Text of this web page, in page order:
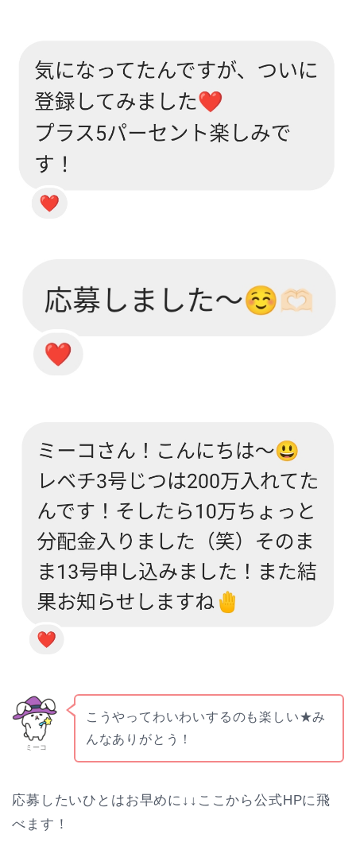
ミーコ
こうやってわいわいするのも楽しい★み
んなありがとう！
応募したいひとはお早めに↓↓ここから公式HPに飛
べます！